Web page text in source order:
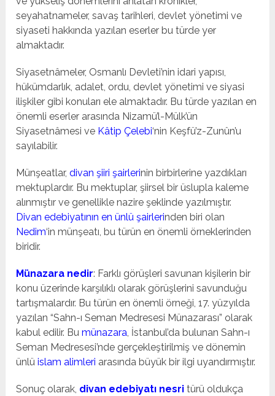
seyahatnameler, savaş tarihleri, devlet yönetimi ve
siyaseti hakkında yazılan eserler bu türde yer
almaktadır.
Siyasetnâmeler, Osmanlı Devleti’nin idari yapısı,
hükümdarlık, adalet, ordu, devlet yönetimi ve siyasi
ilişkiler gibi konuları ele almaktadır. Bu türde yazılan en
önemli eserler arasında Nizamü’l-Mülk’ün
Siyasetnâmesi ve Kâtip Çelebi‘nin Keşfü’z-Zunûn’u
sayılabilir.
Münşeatlar,divan şiiri şairlerinin birbirlerine yazdıkları
mektuplardır. Bu mektuplar, şiirsel bir üslupla kaleme
alınmıştır ve genellikle nazire şeklinde yazılmıştır.
Divan edebiyatının en ünlü şairlerinden biri olan
Nedim‘in münşeatı, bu türün en önemli örneklerinden
biridir.
Münazara nedir: Farklı görüşleri savunan kişilerin bir
konu üzerinde karşılıklı olarak görüşlerini savunduğu
tartışmalardır. Bu türün en önemli örneği, 17. yüzyılda
yazılan “Sahn-ı Seman Medresesi Münazarası” olarak
kabul edilir. Bumünazara, İstanbul’da bulunan Sahn-ı
Seman Medresesi’nde gerçekleştirilmiş ve dönemin
ünlüislam alimleri arasında büyük bir ilgi uyandırmıştır.
Sonuç olarak, divan edebiyatı nesri türü oldukça